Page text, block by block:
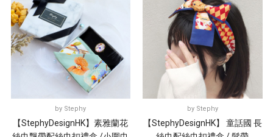
by Stephy
【StephyDesignHK】素雅蘭花
by Stephy
【StephyDesignHK】 童話國 長